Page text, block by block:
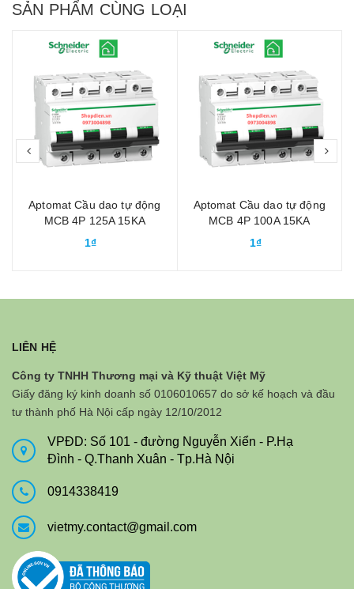
SẢN PHẨM CÙNG LOẠI
Aptomat Cầu dao tự động
MCB 4P 125A 15KA
Schneider Acti9 C120N
1₫
Aptomat Cầu dao tự động
MCB 4P 100A 15KA
Schneider Acti9 C120N
1₫
prev
LIÊN HỆ
Công ty TNHH Thương mại và Kỹ thuật Việt Mỹ
Giấy đăng ký kinh doanh số 0106010657 do sở kế hoạch và đầu
tư thành phố Hà Nội cấp ngày 12/10/2012
VPĐD: Số 101 - đường Nguyễn Xiển - P.Hạ
Đình - Q.Thanh Xuân - Tp.Hà Nội
0914338419
vietmy.contact@gmail.com